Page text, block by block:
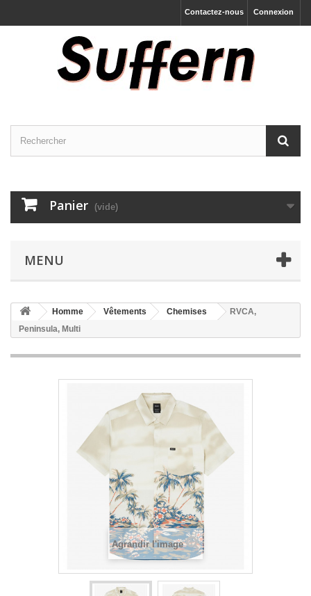
Connexion
Contactez-nous
Panier (vide)
MENU
Homme Vêtements Chemises
RVCA,
Peninsula, Multi
Agrandir l'image